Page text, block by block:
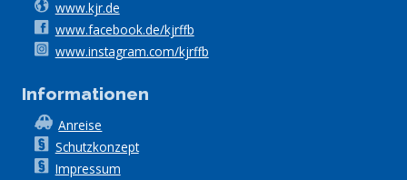
www.kjr.de
www.facebook.de/kjrffb
www.instagram.com/kjrffb
Informationen
Anreise
Schutzkonzept
Impressum